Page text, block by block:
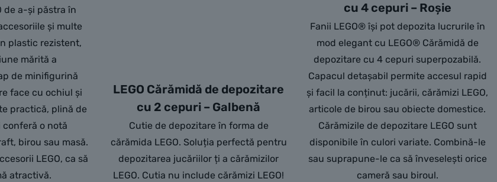
de a-și păstra în
și multe
plastic rezistent,
mărită a
de minifigurină
face cu ochiul și
practică, plină de
o notă
birou sau masă.
LEGO, ca să
atractivă.
LEGO Cărămidă de depozitare
cu 2 cepuri – Galbenă
Cutie de depozitare în forma de
cărămida LEGO. Soluția perfectă pentru
depozitarea jucăriilor ți a cărămizilor
LEGO. Cutia nu include cărămizi LEGO!
cu 4 cepuri – Roșie
Fanii LEGO® își pot depozita lucrurile în
mod elegant cu LEGO® Cărămidă de
depozitare cu 4 cepuri superpozabilă.
Capacul detașabil permite accesul rapid
și facil la conținut: jucării, cărămizi LEGO,
articole de birou sau obiecte domestice.
Cărămizile de depozitare LEGO sunt
disponibile în culori variate. Combină-le
sau suprapune-le ca să înveselești orice
cameră sau biroul.